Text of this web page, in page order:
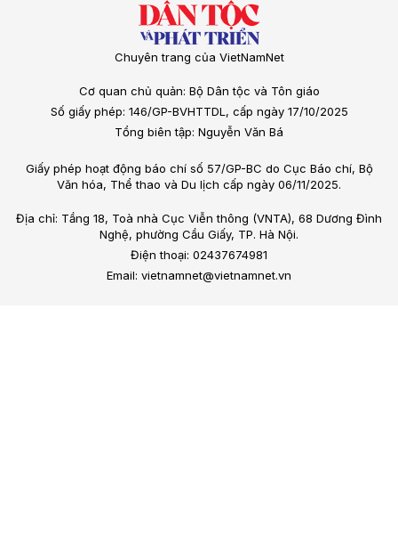
Chuyên trang của VietNamNet
Cơ quan chủ quản: Bộ Dân tộc và Tôn giáo
Số giấy phép: 146/GP-BVHTTDL, cấp ngày 17/10/2025
Tổng biên tập: Nguyễn Văn Bá
Giấy phép hoạt động báo chí số 57/GP-BC do Cục Báo chí, Bộ
Văn hóa, Thể thao và Du lịch cấp ngày 06/11/2025.
Địa chỉ: Tầng 18, Toà nhà Cục Viễn thông (VNTA), 68 Dương Đình
Nghệ, phường Cầu Giấy, TP. Hà Nội.
Điện thoại: 02437674981
Email: vietnamnet@vietnamnet.vn